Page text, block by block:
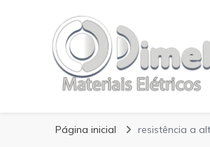
Blog
Página inicial resistência a